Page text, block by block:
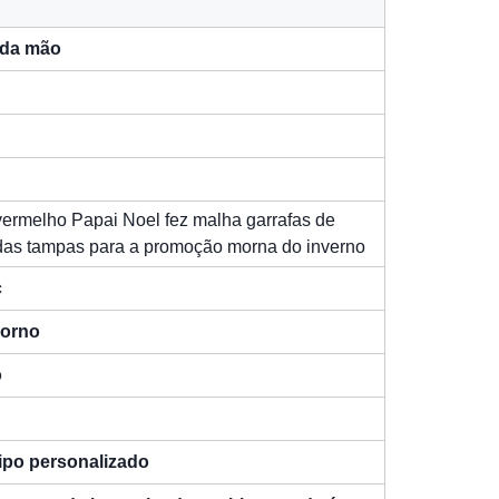
mão
Papai Noel fez malha garrafas de
tampas para a promoção morna do inverno
personalizado